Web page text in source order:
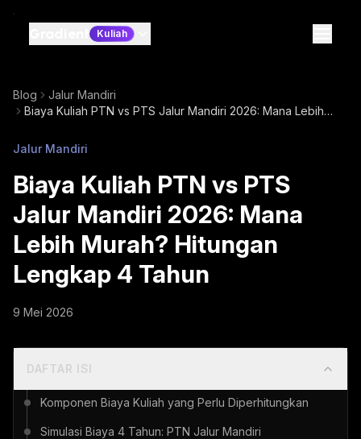
Kuliah
Blog
Jalur Mandiri
Biaya Kuliah PTN vs PTS Jalur Mandiri 2026: Mana Lebih
Jalur Mandiri
Biaya Kuliah PTN vs PTS
Jalur Mandiri 2026: Mana
Lebih Murah? Hitungan
Lengkap 4 Tahun
9 Mei 2026
DAFTAR ISI
Komponen Biaya Kuliah yang Perlu Diperhitungkan
Simulasi Biaya 4 Tahun: PTN Jalur Mandiri